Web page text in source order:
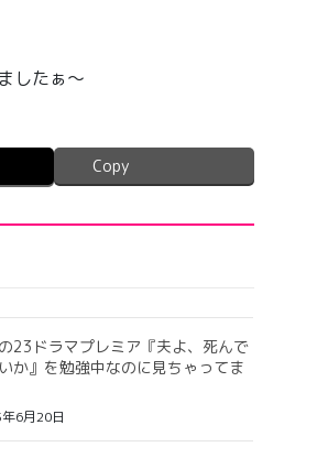
したぁ〜
Copy
23ドラマプレミア『夫よ、死んで
か』を勉強中なのに見ちゃってま
6月20日